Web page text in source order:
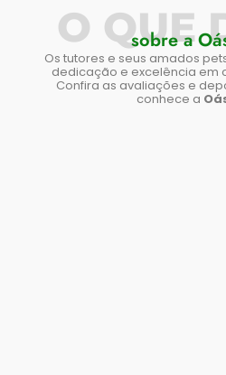
O QUE
sobre a
Os tutores e seus amados
dedicação e excelência em
Confira as avaliações e
conhece a